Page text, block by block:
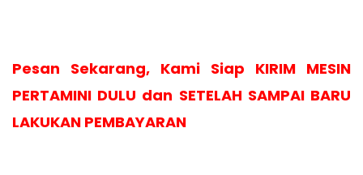
Pesan Sekarang, Kami Siap KIRIM MESIN
PERTAMINI DULU dan SETELAH SAMPAI BARU
LAKUKAN PEMBAYARAN